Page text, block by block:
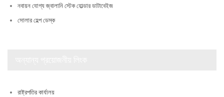
নবায়ন যোগ্য জ্বালানি স্টেক হোল্ডার ডাটাবেইজ
সোলার হেল্প ডেস্ক
রাষ্ট্রপতির কার্যালয়